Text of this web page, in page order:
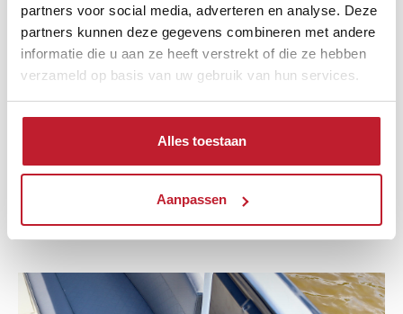
partners voor social media, adverteren en analyse. Deze
partners kunnen deze gegevens combineren met andere
informatie die u aan ze heeft verstrekt of die ze hebben
verzameld op basis van uw gebruik van hun services.
Alles toestaan
Aanpassen
Tisch aus Teakholz mit abnehmbarem Bein.